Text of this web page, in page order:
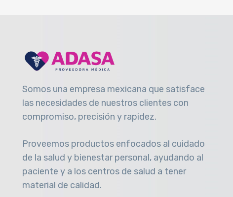
Somos una empresa mexicana que satisface
las necesidades de nuestros clientes con
compromiso, precisión y rapidez.
Proveemos productos enfocados al cuidado
de la salud y bienestar personal, ayudando al
paciente y a los centros de salud a tener
material de calidad.